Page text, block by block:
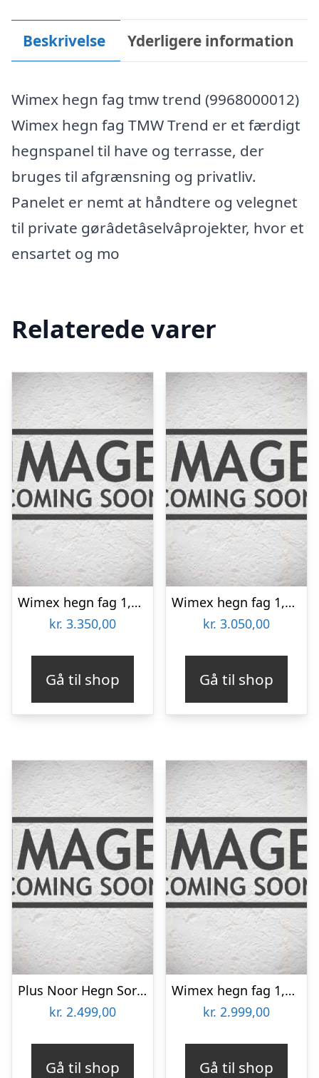
Beskrivelse Yderligere information
Wimex hegn fag tmw trend (9968000012)
Wimex hegn fag TMW Trend er et færdigt
hegnspanel til have og terrasse, der
bruges til afgrænsning og privatliv.
Panelet er nemt at håndtere og velegnet
til private gørâdetâselvâprojekter, hvor et
ensartet og mo
Relaterede varer
Wimex hegn fag 1,4×1,895m – 9978000042
kr. 3.350,00
Gå til shop
Wimex hegn fag 1,4×1,895m – 9968000031
kr. 3.050,00
Gå til shop
Plus Noor Hegn Sort – 17659-15
kr. 2.499,00
Gå til shop
Wimex hegn fag 1,8×1,895m – 9969000035
kr. 2.999,00
Gå til shop